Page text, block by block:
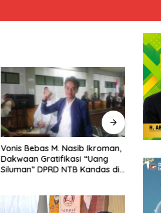
Hakim Bebaskan IJU di Kasus
Gratifikasi “Uang Siluman”